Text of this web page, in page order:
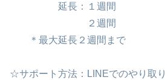
延長：１週間
２週間
＊最大延長２週間まで
☆サポート方法：LINEでのやり取